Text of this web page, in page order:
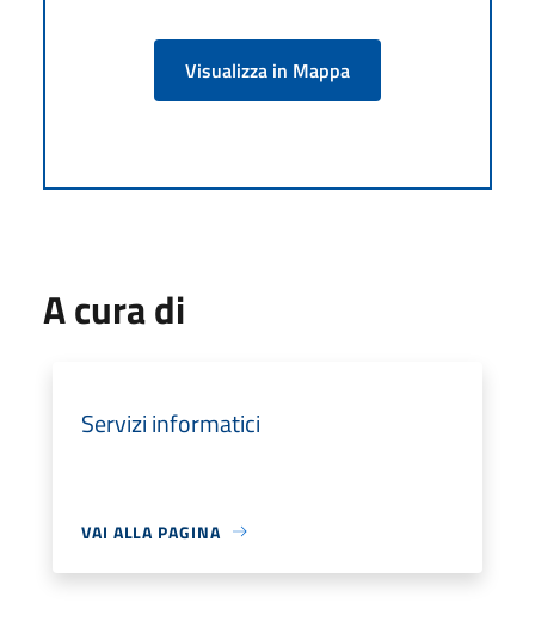
Visualizza in Mappa
A cura di
Servizi informatici
VAI ALLA PAGINA